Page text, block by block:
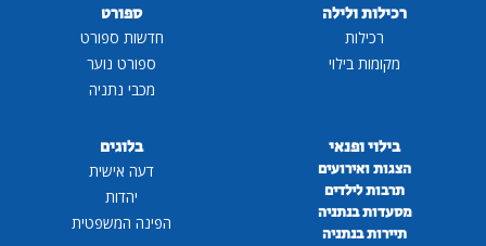
רכילות ולילה
רכילות
מקומות בילוי
ספורט
חדשות ספורט
ספורט נוער
מכבי נתניה
בילוי ופנאי
הצגות ואירועים
תרבות לילדים
מסעדות בנתניה
תיירות בנתניה
בלוגים
דעה אישית
יהדות
הפינה המשפטית